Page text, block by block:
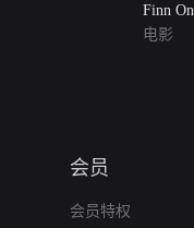
Finn
电影
会员
会员特权